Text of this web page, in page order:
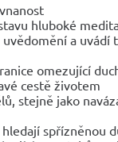
hluboké
a uvádí
omezující
cestě životem
stejně jako
spřízněnou